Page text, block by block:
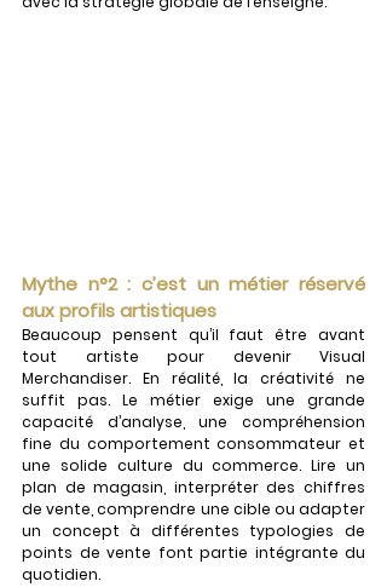
Mythe n°2 : c’est un métier réservé
aux profils artistiques
Beaucoup pensent qu’il faut être avant
tout artiste pour devenir Visual
Merchandiser. En réalité, la créativité ne
suffit pas. Le métier exige une grande
capacité d’analyse, une compréhension
fine du comportement consommateur et
une solide culture du commerce. Lire un
plan de magasin, interpréter des chiffres
de vente, comprendre une cible ou adapter
un concept à différentes typologies de
points de vente font partie intégrante du
quotidien.